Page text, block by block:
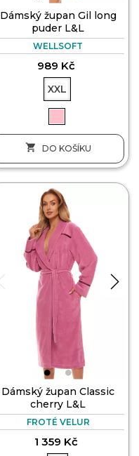
Dámský župan Gil long
puder L&L
WELLSOFT
989 Kč
XXL
 DO KOŠÍKU
Dámský župan Classic
cherry L&L
FROTÉ VELUR
1 359 Kč